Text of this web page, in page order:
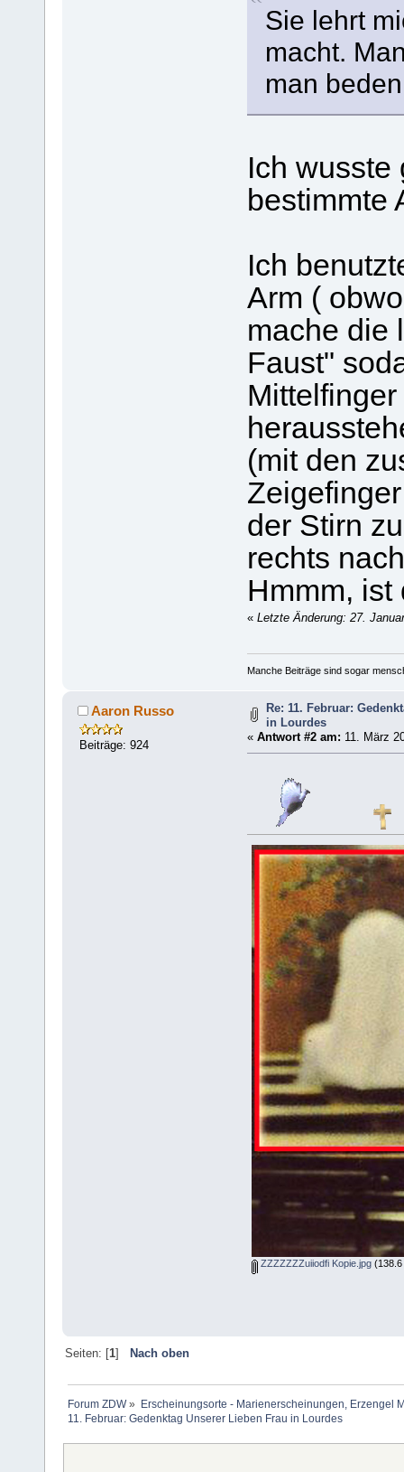
Sie lehrt
macht.
man
Ich wusste
bestimmte
Ich
Arm (
mache die
Faust"
(mit den
der Stirn
rechts
Hmmm,
« Letzte Änderung: 27.
Manche Beiträge sind sogar
Aaron Russo
Beiträge: 924
Re: 11. Februar:
in Lourdes
« Antwort #2 am: 11. März
ZZZZZZZuiiodfi Kopie.jpg
Seiten: [1] Nach oben
Forum ZDW»
Erscheinungsorte - Marienerscheinungen, Erzengel
11. Februar: Gedenktag Unserer Lieben Frau in Lourdes